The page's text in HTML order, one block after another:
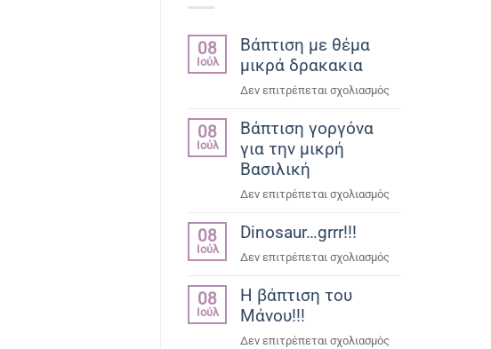
08
Ιούλ
Βάπτιση με θέμα
μικρά δρακακια
Δεν επιτρέπεται σχολιασμόςστο
08
Ιούλ
Βάπτιση γοργόνα
για την μικρή
Βασιλική
Δεν επιτρέπεται σχολιασμόςστο
08
Ιούλ
Dinosaur…grrr!!!
Δεν επιτρέπεται σχολιασμόςστο
08
Ιούλ
Η βάπτιση του
Μάνου!!!
Δεν επιτρέπεται σχολιασμόςστο